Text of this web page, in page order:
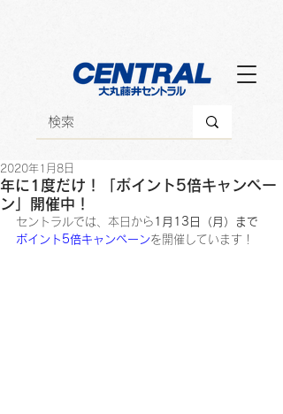
年に1度だけ！「ポイント5倍キャンペー
ン」開催中！
2020年1月8日
セントラルでは、本日から 1月13日（月）まで
ポイント5倍キャンペーンを開催しています！